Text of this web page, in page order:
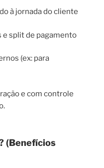
à jornada do cliente
e split de pagamento
(ex: para
e com controle
(Benefícios